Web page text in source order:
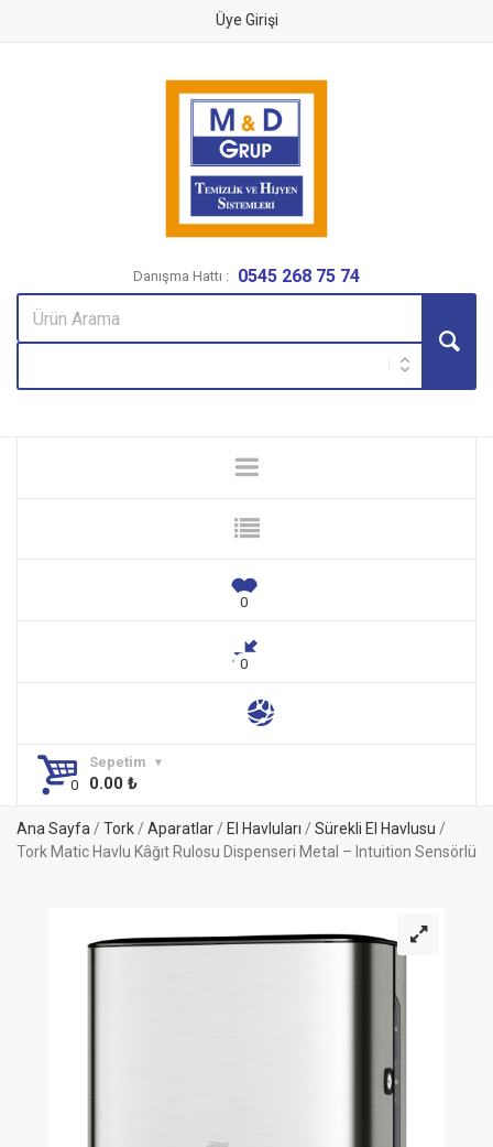
Üye Girişi
Danışma Hattı : 0545 268 75 74
Sepetim
0.00 ₺
Ana Sayfa/ Tork/ Aparatlar/ El Havluları / Sürekli El Havlusu /
Tork Matic Havlu Kâğıt Rulosu Dispenseri Metal – Intuition Sensörlü